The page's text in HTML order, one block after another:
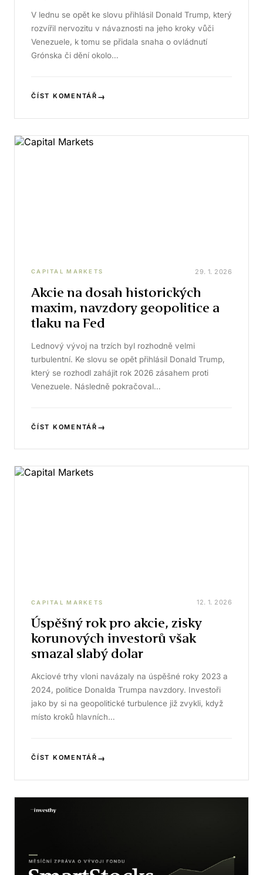
V lednu se opět ke slovu přihlásil Donald Trump, který
rozvířil nervozitu v návaznosti na jeho kroky vůči
Venezuele, k tomu se přidala snaha o ovládnutí
Grónska či dění okolo…
ČÍST KOMENTÁŘ →
CAPITAL MARKETS 29. 1. 2026
Akcie na dosah historických
maxim, navzdory geopolitice a
tlaku na Fed
Lednový vývoj na trzích byl rozhodně velmi
turbulentní. Ke slovu se opět přihlásil Donald Trump,
který se rozhodl zahájit rok 2026 zásahem proti
Venezuele. Následně pokračoval…
ČÍST KOMENTÁŘ →
CAPITAL MARKETS 12. 1. 2026
Úspěšný rok pro akcie, zisky
korunových investorů však
smazal slabý dolar
Akciové trhy vloni navázaly na úspěšné roky 2023 a
2024, politice Donalda Trumpa navzdory. Investoři
jako by si na geopolitické turbulence již zvykli, když
místo kroků hlavních…
ČÍST KOMENTÁŘ →